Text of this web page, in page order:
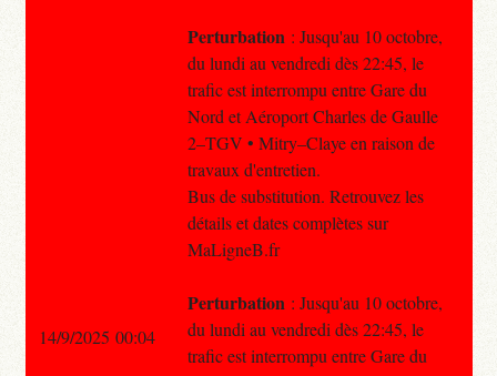
Perturbation : Jusqu'au 10 octobre,
du lundi au vendredi dès 22:45, le
trafic est interrompu entre Gare du
Nord et Aéroport Charles de Gaulle
2–TGV • Mitry–Claye en raison de
travaux d'entretien.
Bus de substitution. Retrouvez les
détails et dates complètes sur
MaLigneB.fr
Perturbation : Jusqu'au 10 octobre,
du lundi au vendredi dès 22:45, le
trafic est interrompu entre Gare du
14/9/2025 00:04